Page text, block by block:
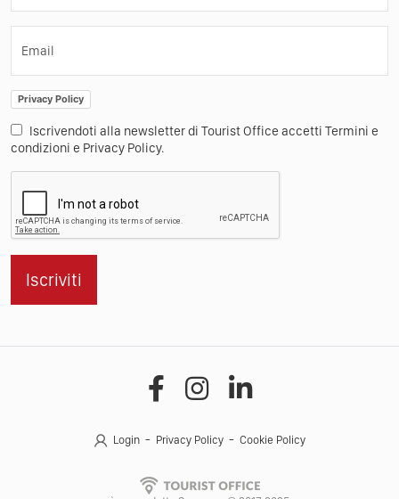
Nome
Email
Iscrivendoti alla newsletter di Tourist Office accetti Termini e
condizioni e Privacy Policy.
Iscriviti